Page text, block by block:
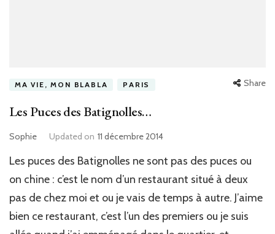
MA VIE, MON BLABLA PARIS Share
Les Puces des Batignolles…
Sophie Updated on 11 décembre 2014
Les puces des Batignolles ne sont pas des puces ou
on chine : c’est le nom d’un restaurant situé à deux
pas de chez moi et ou je vais de temps à autre. J’aime
bien ce restaurant, c’est l’un des premiers ou je suis